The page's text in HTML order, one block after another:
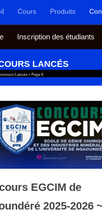
Cours Produits
Inscription des étudiants
LANCÉS
Lancés » Page 6
EGCIM de
2025-2026 ~